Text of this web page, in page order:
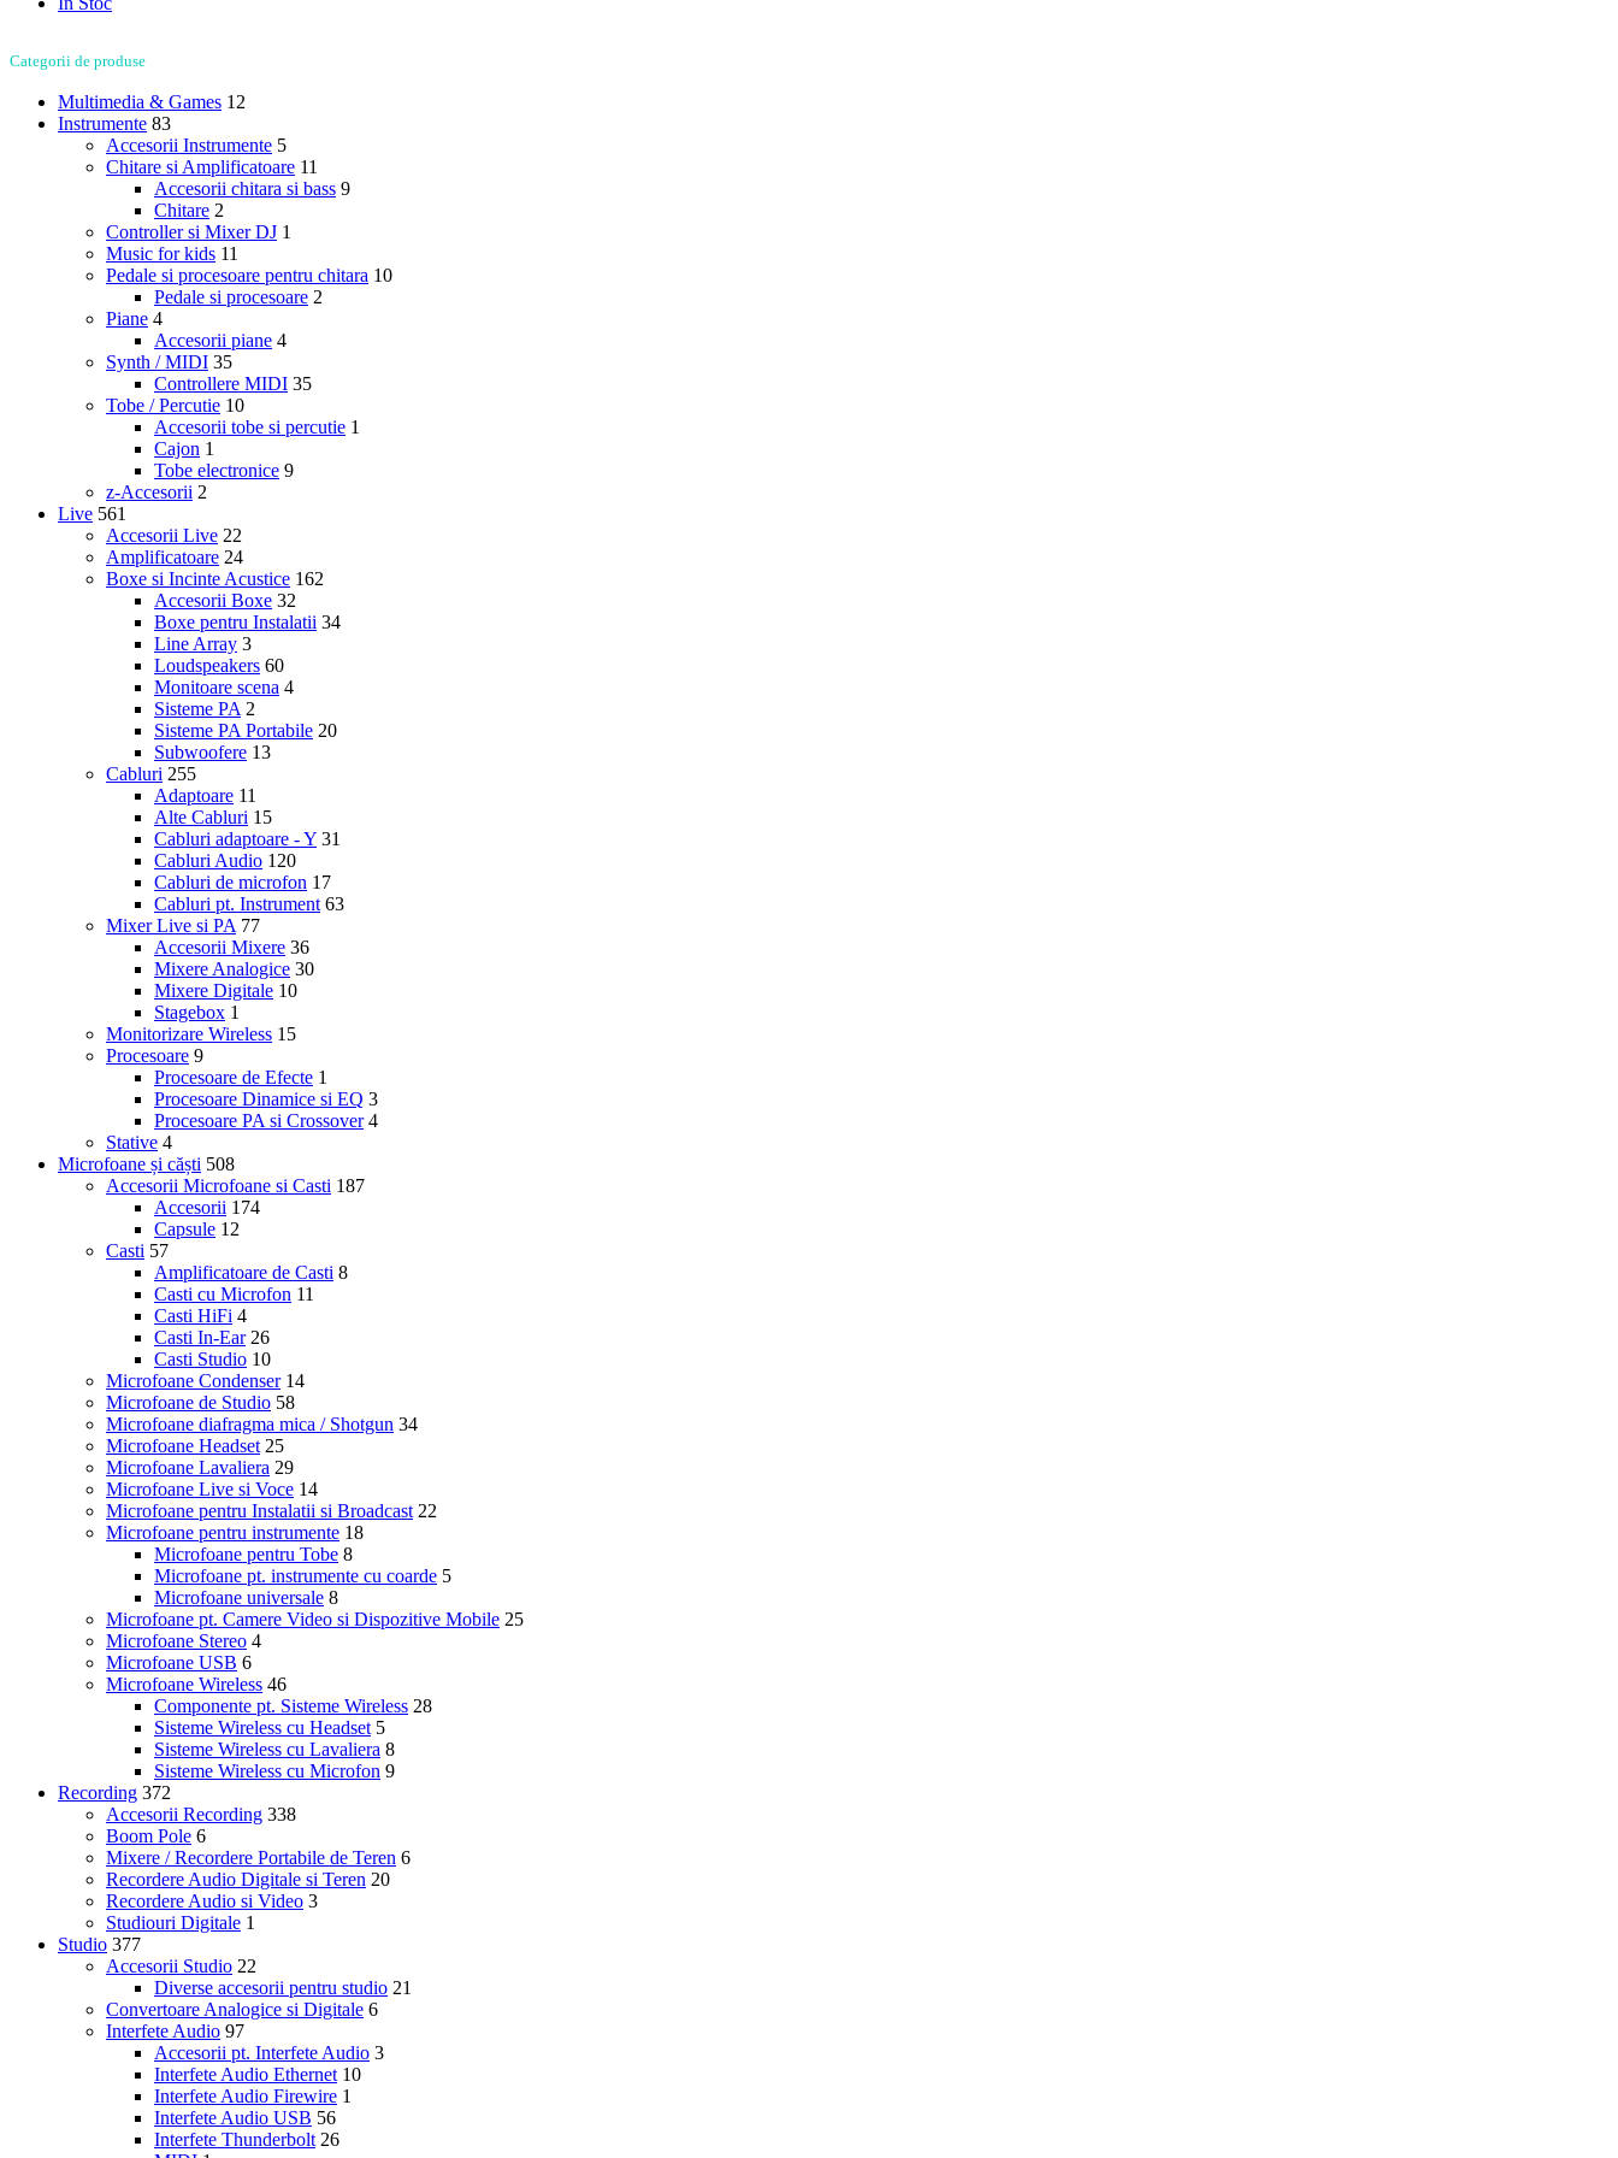
Categorii de produse
Multimedia & Games 12
Instrumente 83
Accesorii Instrumente 5
Chitare si Amplificatoare 11
Accesorii chitara si bass 9
Chitare 2
Controller si Mixer DJ 1
Music for kids 11
Pedale si procesoare pentru chitara 10
Pedale si procesoare 2
Piane 4
Accesorii piane 4
Synth / MIDI 35
Controllere MIDI 35
Tobe / Percutie 10
Accesorii tobe si percutie 1
Cajon 1
Tobe electronice 9
z-Accesorii 2
Live 561
Accesorii Live 22
Amplificatoare 24
Boxe si Incinte Acustice 162
Accesorii Boxe 32
Boxe pentru Instalatii 34
Line Array 3
Loudspeakers 60
Monitoare scena 4
Sisteme PA 2
Sisteme PA Portabile 20
Subwoofere 13
Cabluri 255
Adaptoare 11
Alte Cabluri 15
Cabluri adaptoare - Y 31
Cabluri Audio 120
Cabluri de microfon 17
Cabluri pt. Instrument 63
Mixer Live si PA 77
Accesorii Mixere 36
Mixere Analogice 30
Mixere Digitale 10
Stagebox 1
Monitorizare Wireless 15
Procesoare 9
Procesoare de Efecte 1
Procesoare Dinamice si EQ 3
Procesoare PA si Crossover 4
Stative 4
Microfoane și căști 508
Accesorii Microfoane si Casti 187
Accesorii 174
Capsule 12
Casti 57
Amplificatoare de Casti 8
Casti cu Microfon 11
Casti HiFi 4
Casti In-Ear 26
Casti Studio 10
Microfoane Condenser 14
Microfoane de Studio 58
Microfoane diafragma mica / Shotgun 34
Microfoane Headset 25
Microfoane Lavaliera 29
Microfoane Live si Voce 14
Microfoane pentru Instalatii si Broadcast 22
Microfoane pentru instrumente 18
Microfoane pentru Tobe 8
Microfoane pt. instrumente cu coarde 5
Microfoane universale 8
Microfoane pt. Camere Video si Dispozitive Mobile 25
Microfoane Stereo 4
Microfoane USB 6
Microfoane Wireless 46
Componente pt. Sisteme Wireless 28
Sisteme Wireless cu Headset 5
Sisteme Wireless cu Lavaliera 8
Sisteme Wireless cu Microfon 9
Recording 372
Accesorii Recording 338
Boom Pole 6
Mixere / Recordere Portabile de Teren 6
Recordere Audio Digitale si Teren 20
Recordere Audio si Video 3
Studiouri Digitale 1
Studio 377
Accesorii Studio 22
Diverse accesorii pentru studio 21
Convertoare Analogice si Digitale 6
Interfete Audio 97
Accesorii pt. Interfete Audio 3
Interfete Audio Ethernet 10
Interfete Audio Firewire 1
Interfete Audio USB 56
Interfete Thunderbolt 26